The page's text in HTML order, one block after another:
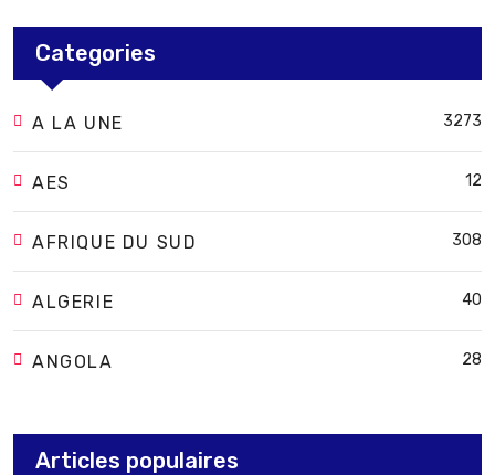
Categories
A LA UNE 3273
AES 12
AFRIQUE DU SUD 308
ALGERIE 40
ANGOLA 28
Articles populaires